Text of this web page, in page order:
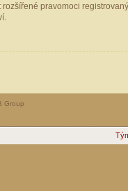
pravomoci
Group